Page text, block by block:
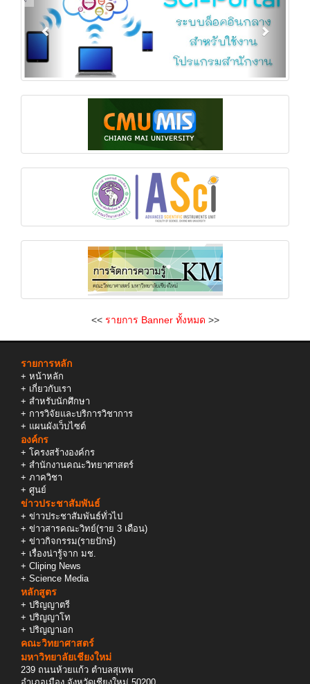
<< รายการ Banner ทั้งหมด >>
รายการหลัก
+ หน้าหลัก
+ เกี่ยวกับเรา
+ สำหรับนักศึกษา
+ การวิจัยและบริการวิชาการ
+ แผนผังเว็บไซต์
องค์กร
+ โครงสร้างองค์กร
+ สำนักงานคณะวิทยาศาสตร์
+ ภาควิชา
+ ศูนย์
ข่าวประชาสัมพันธ์
+ ข่าวประชาสัมพันธ์ทั่วไป
+ ข่าวสารคณะวิทย์(ราย 3 เดือน)
+ ข่าวกิจกรรม(รายปักษ์)
+ เรื่องน่ารู้จาก มช.
+ Cliping News
+ Science Media
หลักสูตร
+ ปริญญาตรี
+ ปริญญาโท
+ ปริญญาเอก
คณะวิทยาศาสตร์
มหาวิทยาลัยเชียงใหม่
239 ถนนห้วยแก้ว ตำบลสุเทพ